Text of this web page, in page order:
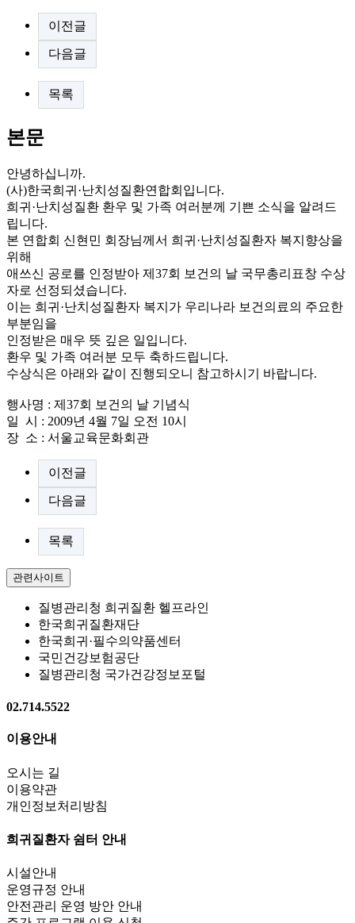
이전글
다음글
목록
본문
안녕하십니까.
(사)한국희귀·난치성질환연합회입니다.
희귀·난치성질환 환우 및 가족 여러분께 기쁜 소식을 알려드
립니다.
본 연합회 신현민 회장님께서 희귀·난치성질환자 복지향상을
위해
애쓰신 공로를 인정받아 제37회 보건의 날 국무총리표창 수상
자로 선정되셨습니다.
이는 희귀·난치성질환자 복지가 우리나라 보건의료의 주요한
부분임을
인정받은 매우 뜻 깊은 일입니다.
환우 및 가족 여러분 모두 축하드립니다.
수상식은 아래와 같이 진행되오니 참고하시기 바랍니다.
행사명 : 제37회 보건의 날 기념식
일 시 : 2009년 4월 7일 오전 10시
장 소 : 서울교육문화회관
이전글
다음글
목록
관련사이트
질병관리청 희귀질환 헬프라인
한국희귀질환재단
한국희귀·필수의약품센터
국민건강보험공단
질병관리청 국가건강정보포털
02.714.5522
이용안내
오시는 길
이용약관
개인정보처리방침
희귀질환자 쉼터 안내
시설안내
운영규정 안내
안전관리 운영 방안 안내